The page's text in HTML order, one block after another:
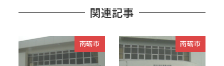
関連記事
南砺市 南砺市